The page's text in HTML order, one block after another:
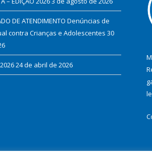
DE ATENDIMENTO Denúncias de
contra Crianças e Adolescentes 30
24 de abril de 2026